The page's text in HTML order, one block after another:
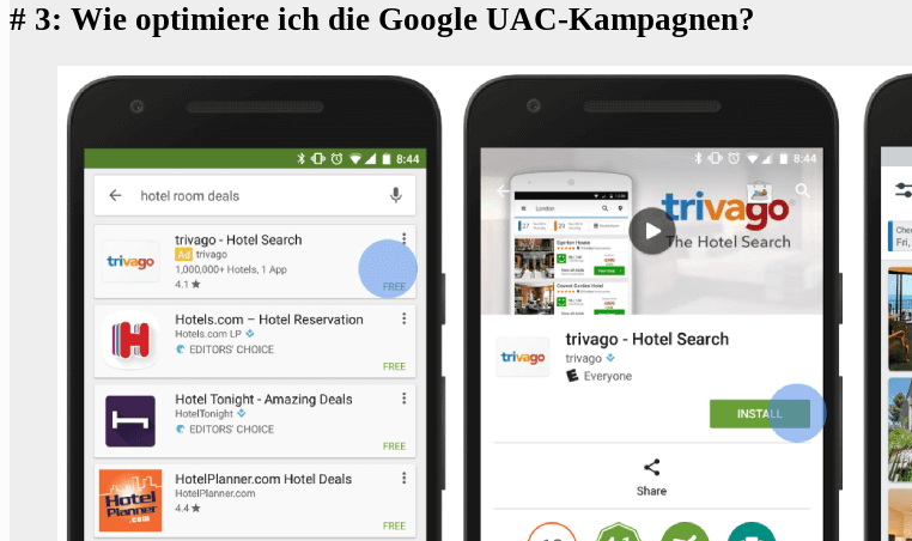
# 3: Wie optimiere ich die Google UAC-Kampagnen?